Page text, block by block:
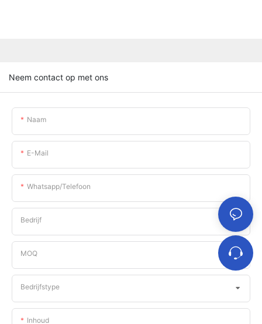
Neem contact op met ons
Naam
E-Mail
Whatsapp/telefoon
Bedrijf
MOQ
Bedrijfstype
Inhoud